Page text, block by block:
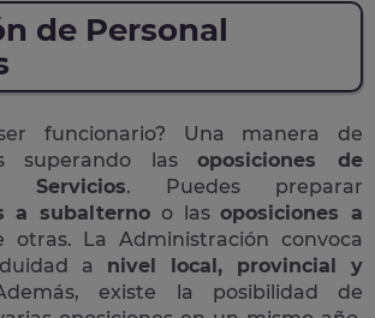
de Personal
funcionario? Una manera de
superando lasoposiciones de
Servicios. Puedes preparar
a subalterno o lasoposiciones a
otras. La Administración convoca
a nivel local, provincial y
existe la posibilidad de